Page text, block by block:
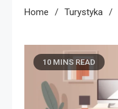
Home Turystyka
10 MINS READ